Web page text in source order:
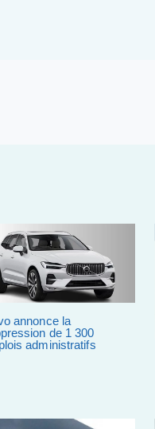
annonce la
de 1 300
administratifs